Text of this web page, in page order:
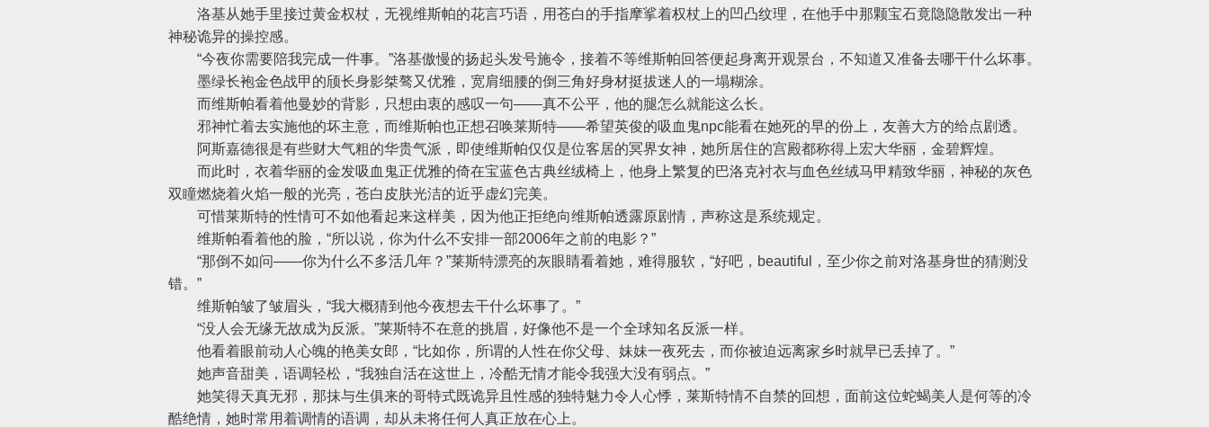
洛基从她手里接过黄金权杖，无视维斯帕的花言巧语，用苍白的手指摩挲着权杖上的凹凸纹理，在他手中那颗宝石竟隐隐散发出一种
神秘诡异的操控感。
“今夜你需要陪我完成一件事。”洛基傲慢的扬起头发号施令，接着不等维斯帕回答便起身离开观景台，不知道又准备去哪干什么坏事。
墨绿长袍金色战甲的颀长身影桀骜又优雅，宽肩细腰的倒三角好身材挺拔迷人的一塌糊涂。
而维斯帕看着他曼妙的背影，只想由衷的感叹一句——真不公平，他的腿怎么就能这么长。
邪神忙着去实施他的坏主意，而维斯帕也正想召唤莱斯特——希望英俊的吸血鬼npc能看在她死的早的份上，友善大方的给点剧透。
阿斯嘉德很是有些财大气粗的华贵气派，即使维斯帕仅仅是位客居的冥界女神，她所居住的宫殿都称得上宏大华丽，金碧辉煌。
而此时，衣着华丽的金发吸血鬼正优雅的倚在宝蓝色古典丝绒椅上，他身上繁复的巴洛克衬衣与血色丝绒马甲精致华丽，神秘的灰色
双瞳燃烧着火焰一般的光亮，苍白皮肤光洁的近乎虚幻完美。
可惜莱斯特的性情可不如他看起来这样美，因为他正拒绝向维斯帕透露原剧情，声称这是系统规定。
维斯帕看着他的脸，“所以说，你为什么不安排一部2006年之前的电影？”
“那倒不如问——你为什么不多活几年？”莱斯特漂亮的灰眼睛看着她，难得服软，“好吧，beautiful，至少你之前对洛基身世的猜测没
错。”
维斯帕皱了皱眉头，“我大概猜到他今夜想去干什么坏事了。”
“没人会无缘无故成为反派。”莱斯特不在意的挑眉，好像他不是一个全球知名反派一样。
他看着眼前动人心魄的艳美女郎，“比如你，所谓的人性在你父母、妹妹一夜死去，而你被迫远离家乡时就早已丢掉了。”
她声音甜美，语调轻松，“我独自活在这世上，冷酷无情才能令我强大没有弱点。”
她笑得天真无邪，那抹与生俱来的哥特式既诡异且性感的独特魅力令人心悸，莱斯特情不自禁的回想，面前这位蛇蝎美人是何等的冷
酷绝情，她时常用着调情的语调，却从未将任何人真正放在心上。